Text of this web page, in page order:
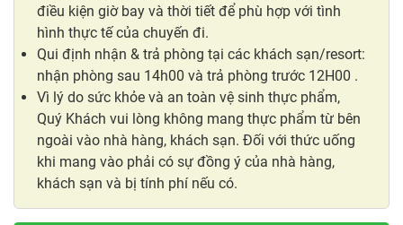
điều kiện giờ bay và thời tiết để phù hợp với tình
hình thực tế của chuyến đi.
Qui định nhận & trả phòng tại các khách sạn/resort:
nhận phòng sau 14h00 và trả phòng trước 12H00 .
Vì lý do sức khỏe và an toàn vệ sinh thực phẩm,
Quý Khách vui lòng không mang thực phẩm từ bên
ngoài vào nhà hàng, khách sạn. Đối với thức uống
khi mang vào phải có sự đồng ý của nhà hàng,
khách sạn và bị tính phí nếu có.